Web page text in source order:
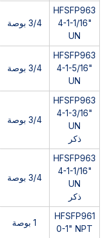
HFSFP963
4-1-1/16"
UN
3/4 بوصة
HFSFP963
4-1-5/16"
UN
3/4 بوصة
HFSFP963
4-1-3/16"
UN
ذكر
3/4 بوصة
HFSFP963
4-1-1/16"
UN
ذكر
3/4 بوصة
HFSFP961
0-1" NPT
1 بوصة